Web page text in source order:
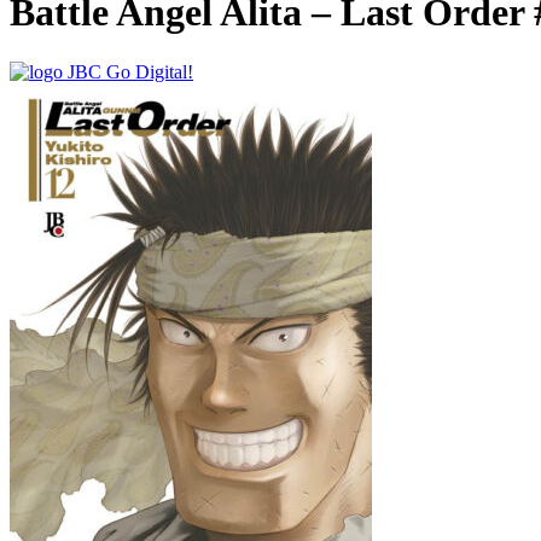
Battle Angel Alita – Last Order